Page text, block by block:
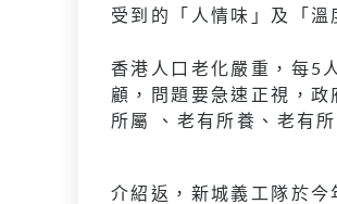
受到的「人情味」及「溫
香港人口老化嚴重，每5
顧，問題要急速正視，
所屬 、老有所養、老有所
介紹返，新城義工隊於